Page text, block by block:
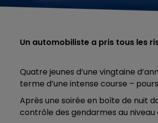
Un automobiliste a pris tous les
Quatre jeunes d’une vingtaine
terme d’une intense course –
Après une soirée en boîte de nuit
contrôle des gendarmes au niveau